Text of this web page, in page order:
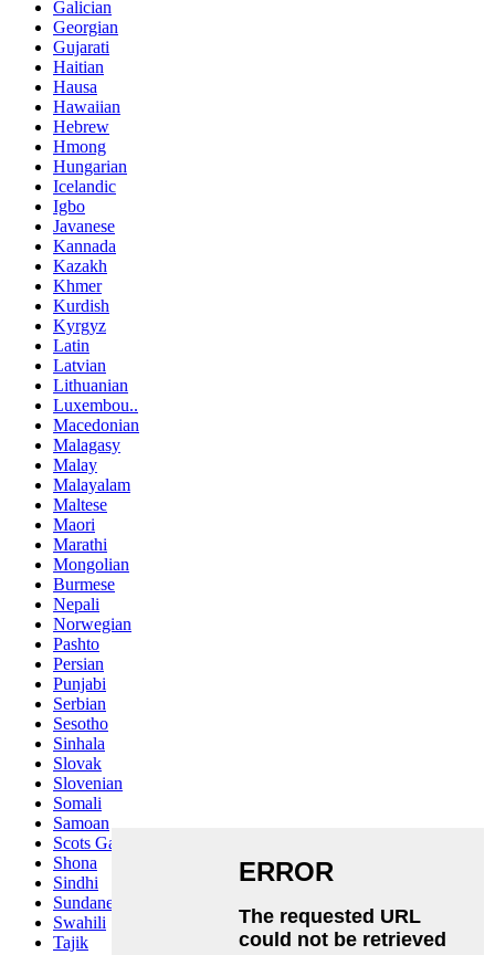
Galician
Georgian
Gujarati
Haitian
Hausa
Hawaiian
Hebrew
Hmong
Hungarian
Icelandic
Igbo
Javanese
Kannada
Kazakh
Khmer
Kurdish
Kyrgyz
Latin
Latvian
Lithuanian
Luxembou..
Macedonian
Malagasy
Malay
Malayalam
Maltese
Maori
Marathi
Mongolian
Burmese
Nepali
Norwegian
Pashto
Persian
Punjabi
Serbian
Sesotho
Sinhala
Slovak
Slovenian
Somali
Samoan
Scots Gaelic
Shona
Sindhi
Sundanese
Swahili
Tajik